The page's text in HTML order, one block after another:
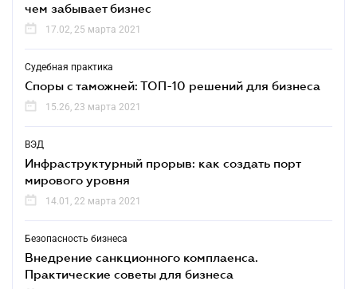
чем забывает бизнес
17.02, 25 марта 2021
Судебная практика
Споры с таможней: ТОП-10 решений для бизнеса
15.26, 23 марта 2021
ВЭД
Инфраструктурный прорыв: как создать порт
мирового уровня
14.01, 22 марта 2021
Безопасность бизнеса
Внедрение санкционного комплаенса.
Практические советы для бизнеса